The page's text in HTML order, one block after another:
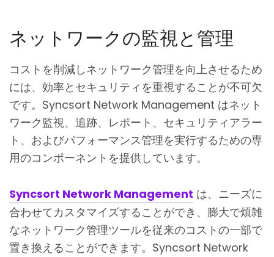
ネットワークの監視と管理
コストを削減しネットワーク管理を向上させるため
には、効率とセキュリティを重視することが不可欠
です。Syncsort Network Management はネット
ワーク監視、追跡、レポート、セキュリティアラー
ト、およびパフォーマンス管理を実行するための専
用のコンポーネントを提供しています。
Syncsort Network Management は、ニーズに
合わせてカスタマイズすることができ、膨大で煩雑
なネットワーク管理ツールを従来のコストの一部で
置き換えることができます。Syncsort Network